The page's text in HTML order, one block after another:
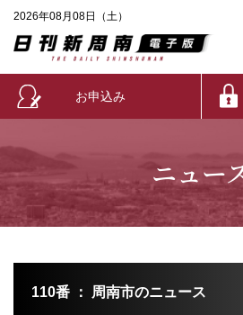
2026年08月08日（土）
お申込み
ニュー
110番 ： 周南市のニュース